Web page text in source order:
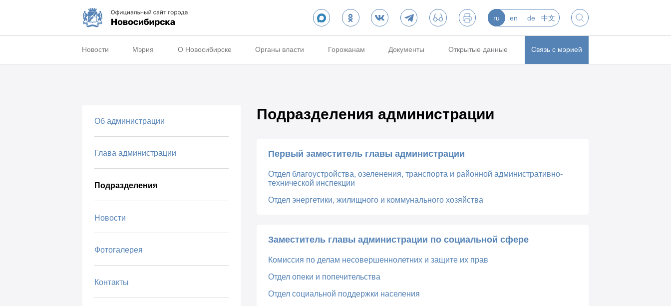
ru en de 中文
Новости Мэрия О Новосибирске Органы власти Горожанам Документы Открытые данные Связь с мэрией
Об администрации
Глава администрации
Подразделения
Новости
Фотогалерея
Контакты
Подразделения администрации
Первый заместитель главы администрации
Отдел благоустройства, озеленения, транспорта и районной административно-
технической инспекции
Отдел энергетики, жилищного и коммунального хозяйства
Заместитель главы администрации по социальной сфере
Комиссия по делам несовершеннолетних и защите их прав
Отдел опеки и попечительства
Отдел социальной поддержки населения